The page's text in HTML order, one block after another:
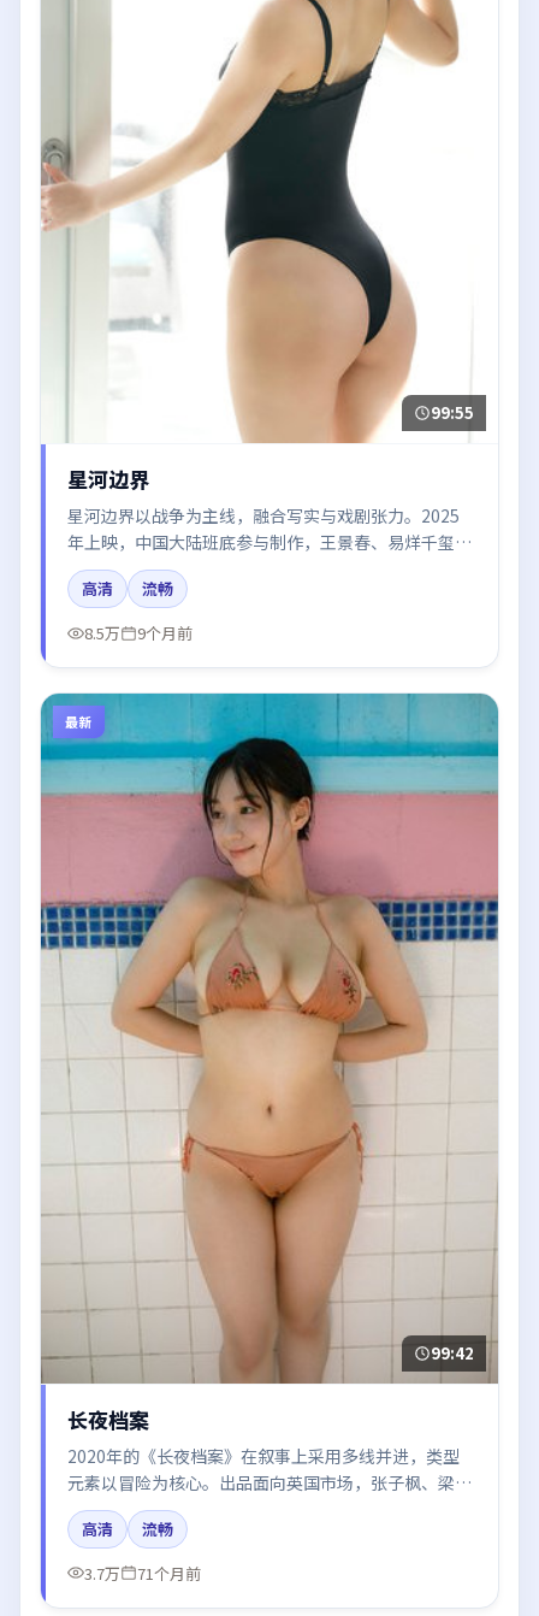
99:55
星河边界
星河边界以战争为主线，融合写实与戏剧张力。2025
年上映，中国大陆班底参与制作，王景春、易烊千玺、
刘亦菲、于和伟在片中呈现细腻表演，影像风格统一，
配乐与剪辑强化了情绪曲线。
高清
流畅
8.5万
9个月前
最新
99:42
长夜档案
2020年的《长夜档案》在叙事上采用多线并进，类型
元素以冒险为核心。出品面向英国市场，张子枫、梁朝
伟、廖凡、刘亦菲所饰角色推动关键反转，结尾留白引
发讨论。
高清
流畅
3.7万
71个月前